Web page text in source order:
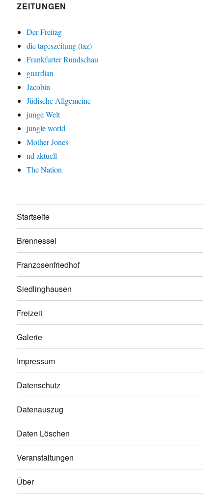
ZEITUNGEN
Der Freitag
die tageszeitung (taz)
Frankfurter Rundschau
guardian
Jacobin
Jüdische Allgemeine
junge Welt
jungle world
Mother Jones
nd aktuell
The Nation
Startseite
Brennessel
Franzosenfriedhof
Siedlinghausen
Freizeit
Galerie
Impressum
Datenschutz
Datenauszug
Daten Löschen
Veranstaltungen
Über